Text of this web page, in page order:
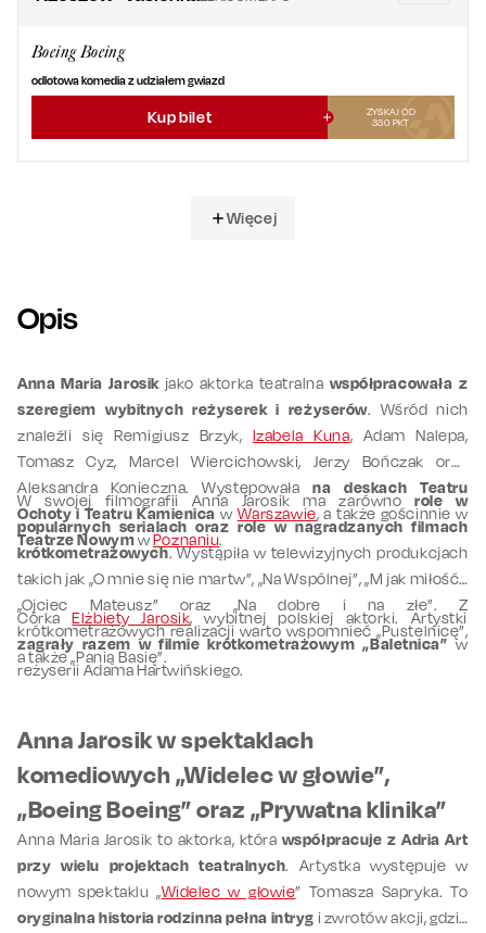
Boeing Boeing
odlotowa komedia z udziałem gwiazd
Kup bilet
ZYSKAJ OD
330 PKT
Więcej
Opis
Anna Maria Jarosik jako aktorka teatralnawspółpracowała z
szeregiem wybitnych reżyserek i reżyserów. Wśród nich
znaleźli się Remigiusz Brzyk, Izabela Kuna, Adam Nalepa,
Tomasz Cyz, Marcel Wiercichowski, Jerzy Bończak oraz
Aleksandra Konieczna. Występowałana deskach Teatru
Ochoty i Teatru Kamienica wWarszawie, a także gościnnie w
Teatrze NowymwPoznaniu.
W swojej filmografii Anna Jarosik ma zarównorole w
popularnych serialach oraz role w nagradzanych filmach
krótkometrażowych. Wystąpiła w telewizyjnych produkcjach
takich jak „O mnie się nie martw”, „Na Wspólnej”, „M jak miłość”,
„Ojciec Mateusz” oraz „Na dobre i na złe”. Z
krótkometrażowych realizacji warto wspomnieć „Pustelnicę”,
a także „Panią Basię”.
CórkaElżbiety Jarosik, wybitnej polskiej aktorki. Artystki
zagrały razem w filmie krótkometrażowym „Baletnica” w
reżyserii Adama Hartwińskiego.
Anna Jarosik w spektaklach
komediowych „Widelec w głowie”,
„Boeing Boeing” oraz „Prywatna klinika”
Anna Maria Jarosik to aktorka, którawspółpracuje z Adria Art
przy wielu projektach teatralnych. Artystka występuje w
nowym spektaklu „Widelec w głowie” Tomasza Sapryka. To
oryginalna historia rodzinna pełna intryg i zwrotów akcji, gdzie